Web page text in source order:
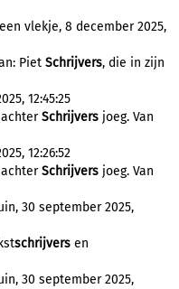
vlekje, 8 december 2025,
Piet Schrijvers, die in zijn
12:45:25
Schrijvers joeg. Van
12:26:52
Schrijvers joeg. Van
30 september 2025,
schrijvers en
30 september 2025,